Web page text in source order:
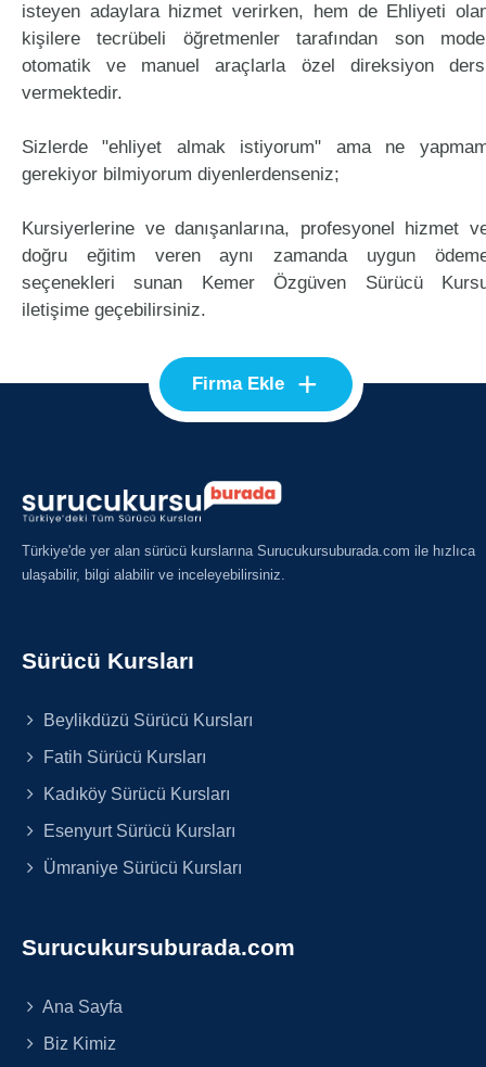
isteyen adaylara hizmet verirken, hem de Ehliyeti
kişilere tecrübeli öğretmenler tarafından son
otomatik ve manuel araçlarla özel direksiyon
vermektedir.
Sizlerde "ehliyet almak istiyorum" ama ne
gerekiyor bilmiyorum diyenlerdenseniz;
Kursiyerlerine ve danışanlarına, profesyonel hizmet
doğru eğitim veren aynı zamanda uygun
seçenekleri sunan Kemer Özgüven Sürücü
iletişime geçebilirsiniz.
Firma Ekle +
Türkiye'de yer alan sürücü kurslarına Surucukursuburada.com ile hızlıca
ulaşabilir, bilgi alabilir ve inceleyebilirsiniz.
Sürücü Kursları
Beylikdüzü Sürücü Kursları
Fatih Sürücü Kursları
Kadıköy Sürücü Kursları
Esenyurt Sürücü Kursları
Ümraniye Sürücü Kursları
Surucukursuburada.com
Ana Sayfa
Biz Kimiz